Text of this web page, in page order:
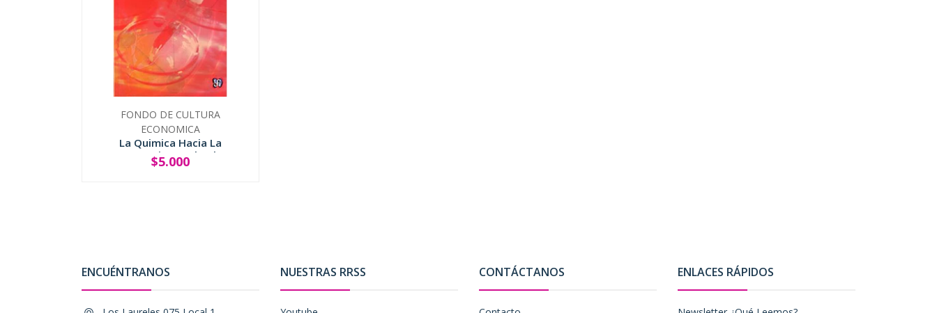
FONDO DE CULTURA
ECONOMICA
La Quimica Hacia La
Conquista Del Sol
+
$5.000
ENCUÉNTRANOS NUESTRAS RRSS CONTÁCTANOS ENLACES RÁPIDOS